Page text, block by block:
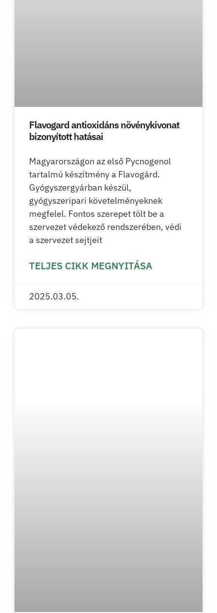
Flavogard antioxidáns növénykivonat
bizonyított hatásai
Magyarországon az első Pycnogenol
tartalmú készítmény a Flavogárd.
Gyógyszergyárban készül,
gyógyszeripari követelményeknek
megfelel. Fontos szerepet tölt be a
szervezet védekező rendszerében, védi
a szervezet sejtjeit
TELJES CIKK MEGNYITÁSA
2025.03.05.